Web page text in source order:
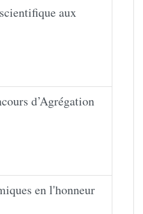
aux
d’Agrégation
en l'honneur